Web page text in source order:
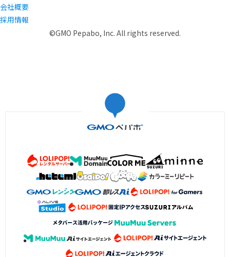
会社概要
採用情報
©GMO Pepabo, Inc. All rights reserved.